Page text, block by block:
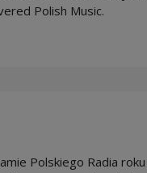
Polish Music.
Polskiego Radia